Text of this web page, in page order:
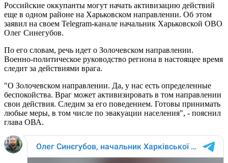
Российские оккупанты могут начать активизацию действий
еще в одном районе на Харьковском направлении. Об этом
заявил на своем Telegram-канале начальник Харьковской ОВО
Олег Синегубов.
По его словам, речь идет о Золочевском направлении.
Военно-политическое руководство региона в настоящее время
следит за действиями врага.
"О Золочевском направлении. Да, у нас есть определенные
беспокойства. Враг может активизировать в том направлении
свои действия. Следим за его поведением. Готовы принимать
любые меры, в том числе по эвакуации населения", - пояснил
глава ОВА.